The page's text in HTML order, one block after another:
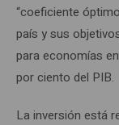
“coeficiente
país y sus
para economías
por ciento del PIB.
La inversión está